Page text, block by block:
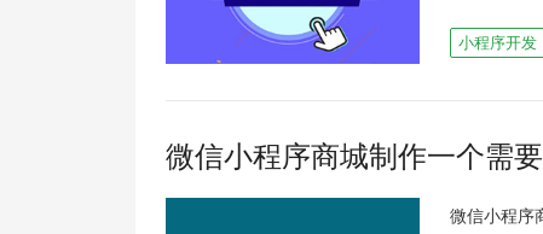
小程序开发
微信小程序商城制作一个需
微信小程序